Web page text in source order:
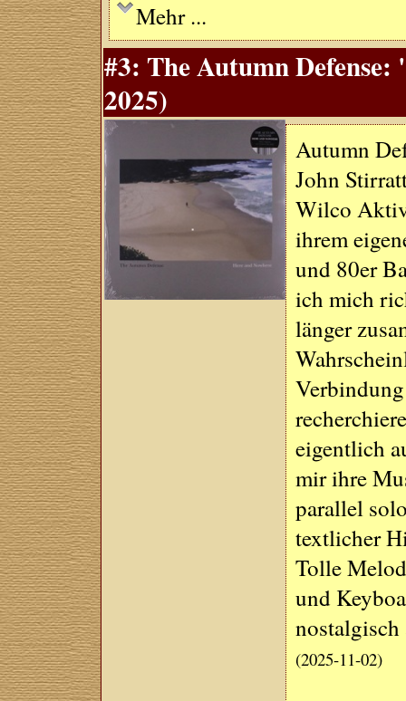
Mehr ...
#3: The Autumn
2025)
Autumn
John
Wilco
ihrem
und 80er
ich mich
länger
eigentlich
mir ihre
parallel
textlicher
Tolle
und
nostalgisch
(2025-11-02)